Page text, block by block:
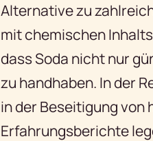
Alternative zu
mit chemischen
dass Soda nicht nur
zu handhaben. In der
in der Beseitigung von
Erfahrungsberichte